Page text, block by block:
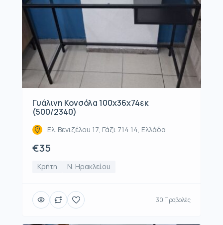
Γυάλινη Κονσόλα 100x36x74εκ
(500/2340)
Ελ. Βενιζέλου 17, Γάζι 714 14, Ελλάδα
€35
Κρήτη Ν. Ηρακλείου
30 Προβολές